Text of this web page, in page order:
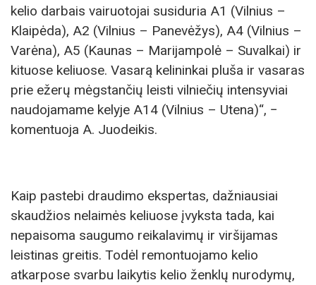
kelio darbais vairuotojai susiduria A1 (Vilnius –
Klaipėda), A2 (Vilnius – Panevėžys), A4 (Vilnius –
Varėna), A5 (Kaunas – Marijampolė – Suvalkai) ir
kituose keliuose. Vasarą kelininkai pluša ir vasaras
prie ežerų mėgstančių leisti vilniečių intensyviai
naudojamame kelyje A14 (Vilnius – Utena)“, −
komentuoja A. Juodeikis.
Kaip pastebi draudimo ekspertas, dažniausiai
skaudžios nelaimės keliuose įvyksta tada, kai
nepaisoma saugumo reikalavimų ir viršijamas
leistinas greitis. Todėl remontuojamo kelio
atkarpose svarbu laikytis kelio ženklų nurodymų,